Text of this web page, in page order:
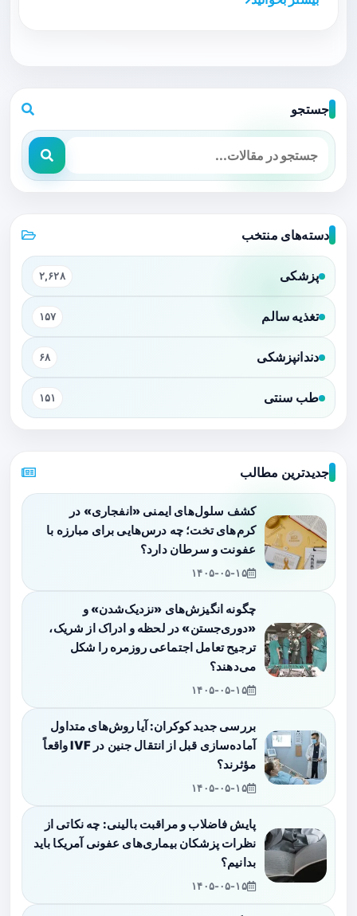
جستجو
دسته‌های منتخب
پزشکی ۲,۶۲۸
تغذیه سالم ۱۵۷
دندانپزشکی ۶۸
طب سنتی ۱۵۱
جدیدترین مطالب
کشف سلول‌های ایمنی «انفجاری» در
کرم‌های تخت؛ چه درس‌هایی برای مبارزه با
عفونت و سرطان دارد؟
۱۴۰۵-۰۵-۱۵
چگونه انگیزش‌های «نزدیک‌شدن» و
«دوری‌جستن» در لحظه و ادراک از شریک،
ترجیح تعامل اجتماعی روزمره را شکل
می‌دهند؟
۱۴۰۵-۰۵-۱۵
بررسی جدید کوکران: آیا روش‌های متداول
آماده‌سازی قبل از انتقال جنین در IVF واقعاً
مؤثرند؟
۱۴۰۵-۰۵-۱۵
پایش فاضلاب و مراقبت بالینی: چه نکاتی از
نظرات پزشکان بیماری‌های عفونی آمریکا باید
بدانیم؟
۱۴۰۵-۰۵-۱۵